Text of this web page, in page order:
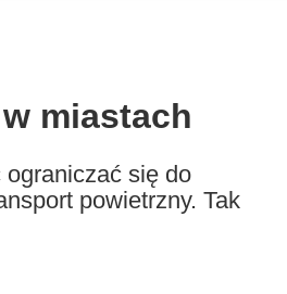
miastach
ograniczać się do
powietrzny. Tak